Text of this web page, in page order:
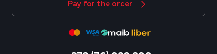
Pay for the order